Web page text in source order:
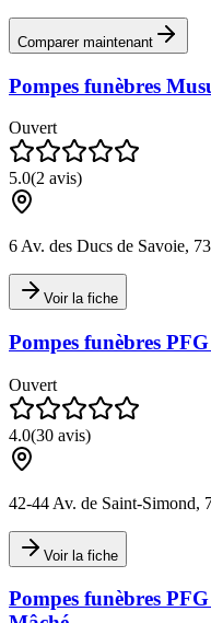
Comparer maintenant
Pompes funèbres
Ouvert
5.0(2 avis)
6 Av. des Ducs de Savoie,
Voir la fiche
Pompes funèbres
Ouvert
4.0(30 avis)
42-44 Av. de Saint-Simond,
Voir la fiche
Pompes funèbres